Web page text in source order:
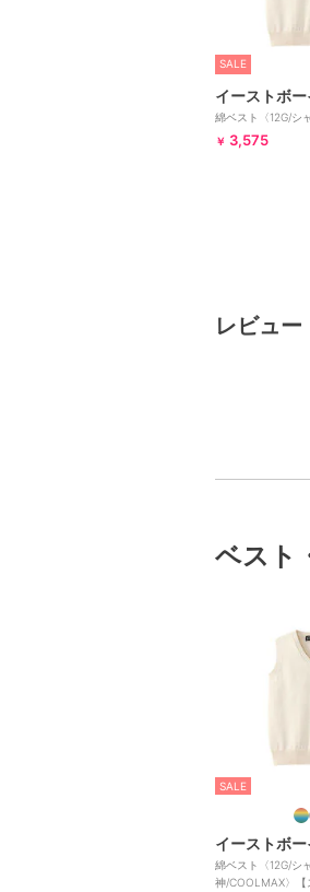
SALE
イーストボー
綿ベスト〈12G/シ
神/COOLMAX〉【
生】【通学】【学校
￥ 3,575
レビュー
ベスト
SALE
イーストボー
綿ベスト〈12G/シ
神/COOLMAX〉【